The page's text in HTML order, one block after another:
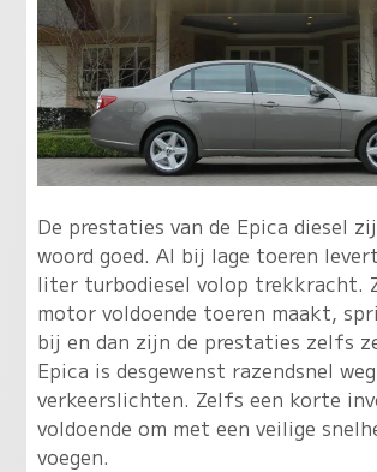
De prestaties van de Epica diesel
woord goed. Al bij lage toeren
liter turbodiesel volop trekkracht.
motor voldoende toeren maakt,
bij en dan zijn de prestaties zelfs
Epica is desgewenst razendsnel
verkeerslichten. Zelfs een korte
voldoende om met een veilige
voegen.